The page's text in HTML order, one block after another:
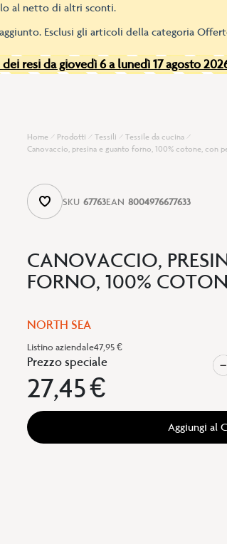
al netto di altri sconti.
Esclusi gli articoli della categoria
resi da giovedì 6 a lunedì 17 agosto
CANOVACCIO,
FORNO, 100%
Home Prodotti Tessili
Tessile da cucina
Canovaccio, presina e guanto forno, 100% cotone, con
Listino aziendale47,95 €
Prezzo speciale
27,45 €
SKU 67763EAN 8004976677633
Aggiungi al
NORTH SEA